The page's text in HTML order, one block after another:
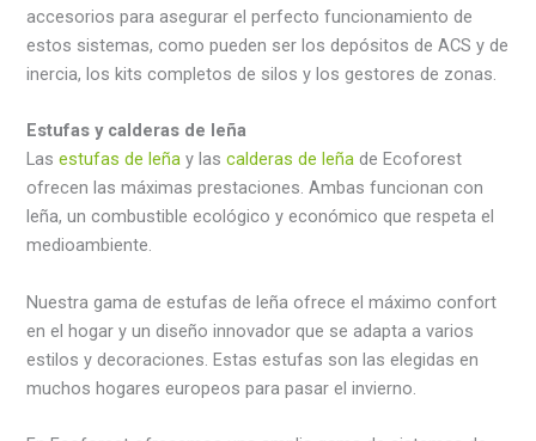
accesorios para asegurar el perfecto funcionamiento de
estos sistemas, como pueden ser los depósitos de ACS y de
inercia, los kits completos de silos y los gestores de zonas.
Estufas y calderas de leña
Lasestufas de leña y lascalderas de leña de Ecoforest
ofrecen las máximas prestaciones. Ambas funcionan con
leña, un combustible ecológico y económico que respeta el
medioambiente.
Nuestra gama de estufas de leña ofrece el máximo confort
en el hogar y un diseño innovador que se adapta a varios
estilos y decoraciones. Estas estufas son las elegidas en
muchos hogares europeos para pasar el invierno.